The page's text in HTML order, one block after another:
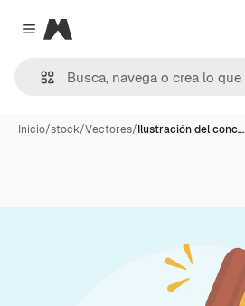
Close menu
Magnific
Inicio/stock/Vectores/Ilustración del conc…